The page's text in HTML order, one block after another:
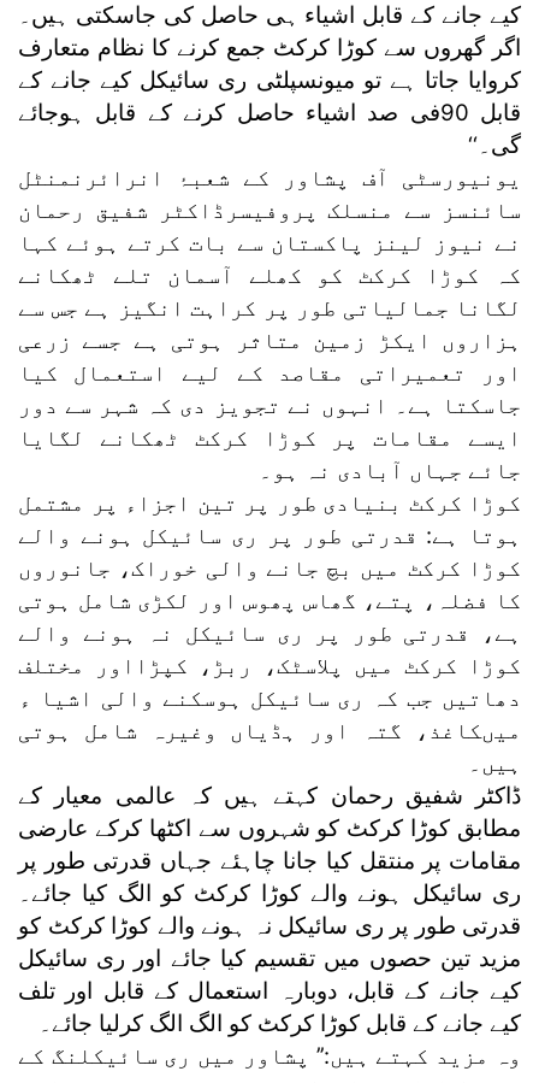
کیے جانے کے قابل اشیاء ہی حاصل کی جاسکتی ہیں۔
اگر گھروں سے کوڑا کرکٹ جمع کرنے کا نظام متعارف
کروایا جاتا ہے تو میونسپلٹی ری سائیکل کیے جانے کے
قابل 90فی صد اشیاء حاصل کرنے کے قابل ہوجائے
گی۔‘‘
یونیورسٹی آف پشاور کے شعبۂ انرائرنمنٹل
سائنسز سے منسلک پروفیسرڈاکٹر شفیق رحمان
نے نیوز لینز پاکستان سے بات کرتے ہوئے کہا
کہ کوڑا کرکٹ کو کھلے آسمان تلے ٹھکانے
لگانا جمالیاتی طور پر کراہت انگیز ہے جس سے
ہزاروں ایکڑ زمین متاثر ہوتی ہے جسے زرعی
اور تعمیراتی مقاصد کے لیے استعمال کیا
جاسکتا ہے۔ انہوں نے تجویز دی کہ شہر سے دور
ایسے مقامات پر کوڑا کرکٹ ٹھکانے لگایا
جائے جہاں آبادی نہ ہو۔
کوڑا کرکٹ بنیادی طور پر تین اجزاء پر مشتمل
ہوتا ہے: قدرتی طور پر ری سائیکل ہونے والے
کوڑا کرکٹ میں بچ جانے والی خوراک، جانوروں
کا فضلہ، پتے، گھاس پھوس اور لکڑی شامل ہوتی
ہے، قدرتی طور پر ری سائیکل نہ ہونے والے
کوڑا کرکٹ میں پلاسٹک، ربڑ، کپڑااور مختلف
دھاتیں جب کہ ری سائیکل ہوسکنے والی اشیا ء
میںکاغذ، گتہ اور ہڈیاں وغیرہ شامل ہوتی
ہیں۔
ڈاکٹر شفیق رحمان کہتے ہیں کہ عالمی معیار کے
مطابق کوڑا کرکٹ کو شہروں سے اکٹھا کرکے عارضی
مقامات پر منتقل کیا جانا چاہئے جہاں قدرتی طور پر
ری سائیکل ہونے والے کوڑا کرکٹ کو الگ کیا جائے۔
قدرتی طور پر ری سائیکل نہ ہونے والے کوڑا کرکٹ کو
مزید تین حصوں میں تقسیم کیا جائے اور ری سائیکل
کیے جانے کے قابل، دوبارہ استعمال کے قابل اور تلف
کیے جانے کے قابل کوڑا کرکٹ کو الگ الگ کرلیا جائے۔
وہ مزید کہتے ہیں:’’ پشاور میں ری سائیکلنگ کے